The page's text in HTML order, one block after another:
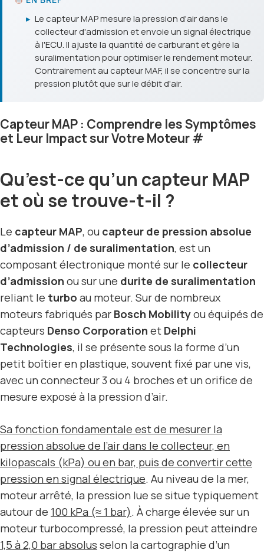
▸ Le capteur MAP mesure la pression d'air dans le
collecteur d'admission et envoie un signal électrique
à l'ECU. Il ajuste la quantité de carburant et gère la
suralimentation pour optimiser le rendement moteur.
Contrairement au capteur MAF, il se concentre sur la
pression plutôt que sur le débit d'air.
Capteur MAP : Comprendre les Symptômes
et Leur Impact sur Votre Moteur#
Qu’est-ce qu’un capteur MAP
et où se trouve-t-il ?
Le capteur MAP, ou capteur de pression absolue
d’admission / de suralimentation, est un
composant électronique monté sur le collecteur
d’admission ou sur une durite de suralimentation
reliant le turbo au moteur. Sur de nombreux
moteurs fabriqués par Bosch Mobilityou équipés de
capteurs Denso Corporation et Delphi
Technologies, il se présente sous la forme d’un
petit boîtier en plastique, souvent fixé par une vis,
avec un connecteur 3 ou 4 broches et un orifice de
mesure exposé à la pression d’air.
Sa fonction fondamentale est de mesurer la
pression absolue de l’air dans le collecteur, en
kilopascals (kPa) ou en bar, puis de convertir cette
pression en signal électrique. Au niveau de la mer,
moteur arrêté, la pression lue se situe typiquement
autour de 100 kPa (≈ 1 bar) . À charge élevée sur un
moteur turbocompressé, la pression peut atteindre
1,5 à 2,0 bar absolus selon la cartographie d’un